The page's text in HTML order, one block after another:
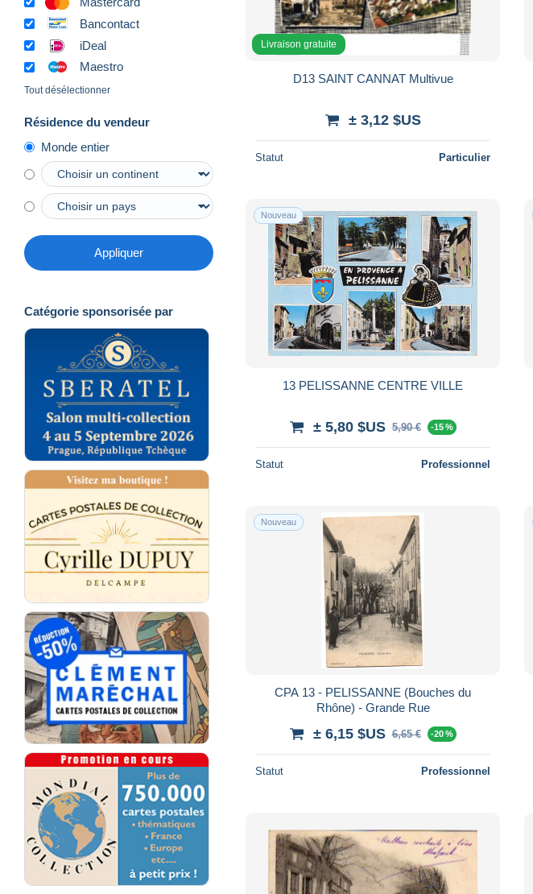
Bancontact
iDeal
Maestro
Tout désélectionner
Résidence du vendeur
Monde entier
Appliquer
Catégorie sponsorisée par
Livraison gratuite
D13 SAINT CANNAT Multivue
± 3,12 $US
Statut Particulier
Nouveau
13 PELISSANNE CENTRE VILLE
± 5,80 $US 5,90 € -15 %
Statut Professionnel
Nouveau
CPA 13 - PELISSANNE (Bouches du
Rhône) - Grande Rue
± 6,15 $US 6,65 € -20 %
Statut Professionnel